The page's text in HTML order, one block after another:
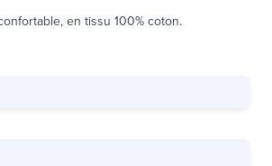
en tissu 100% coton.